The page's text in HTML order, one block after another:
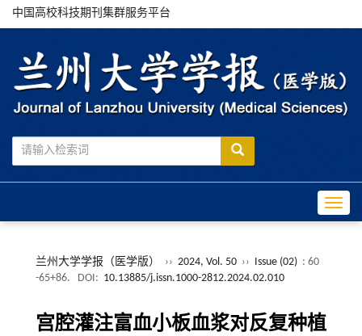
中国高校科技期刊集群服务平台
兰州大学学报（医学版） ›› 2024, Vol. 50 ›› Issue (02) : 60
-65+86.
DOI: 10.13885/j.issn.1000-2812.2024.02.010
宫腔灌注富血小板血浆对反复种植